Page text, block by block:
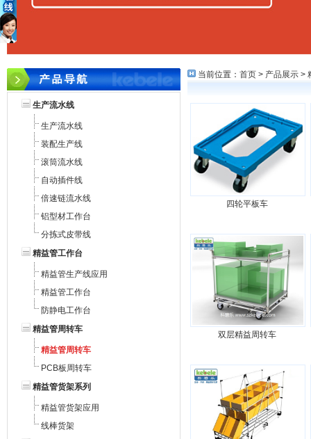
生产流水线
生产流水线
装配生产线
滚筒流水线
自动插件线
倍速链流水线
铝型材工作台
分拣式皮带线
精益管工作台
精益管生产线应用
精益管工作台
防静电工作台
精益管周转车
精益管周转车
PCB板周转车
精益管货架系列
精益管货架应用
线棒货架
当前位置： 首页 > 产品展示 >
四轮平板车
双层精益周转车